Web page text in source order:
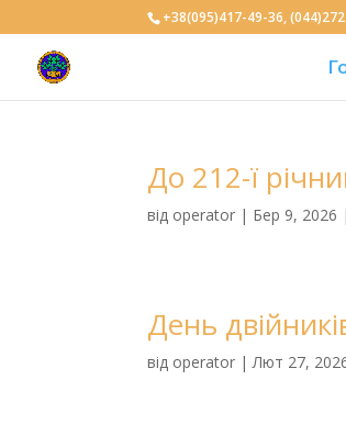
+38(095)417-49-36,
До 212-ї
від operator | Бер 9, 2026 |
День
від operator |Лют 27,